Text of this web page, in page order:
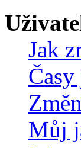
Jak
Časy
Můj